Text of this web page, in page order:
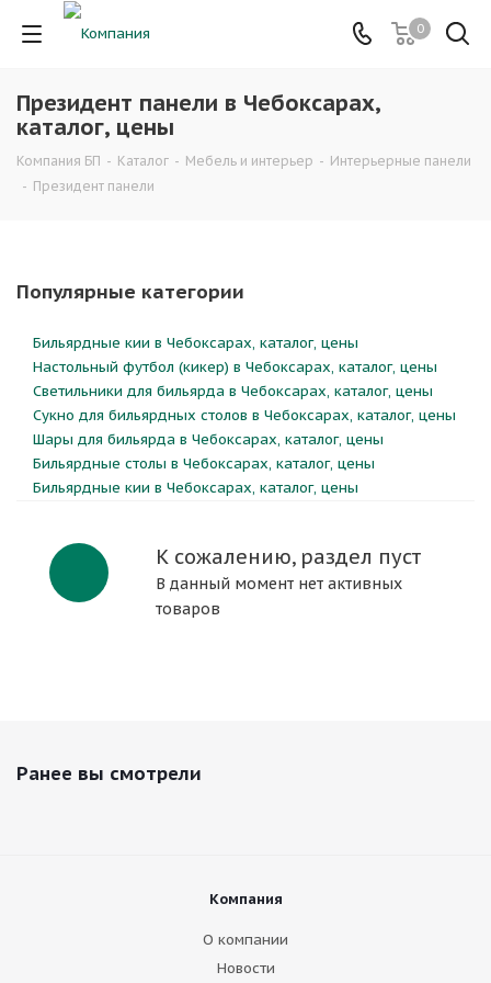
0
Президент панели в Чебоксарах,
каталог, цены
Компания БП - Каталог - Мебель и интерьер - Интерьерные панели
- Президент панели
Популярные категории
Бильярдные кии в Чебоксарах, каталог, цены
Настольный футбол (кикер) в Чебоксарах, каталог, цены
Светильники для бильярда в Чебоксарах, каталог, цены
Сукно для бильярдных столов в Чебоксарах, каталог, цены
Шары для бильярда в Чебоксарах, каталог, цены
Бильярдные столы в Чебоксарах, каталог, цены
Бильярдные кии в Чебоксарах, каталог, цены
К сожалению, раздел пуст
В данный момент нет активных
товаров
Ранее вы смотрели
Компания
О компании
Новости